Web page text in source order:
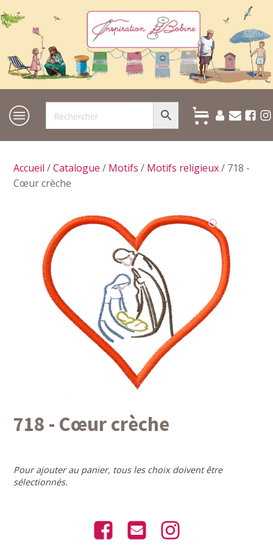
Accueil /Catalogue / Motifs / Motifs religieux/ 718 -
Cœur crèche
718 - Cœur crèche
Pour ajouter au panier, tous les choix doivent être
sélectionnés.